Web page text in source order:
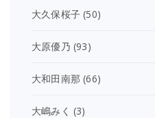
大久保桜子 (50)
大原優乃 (93)
大和田南那 (66)
大嶋みく (3)